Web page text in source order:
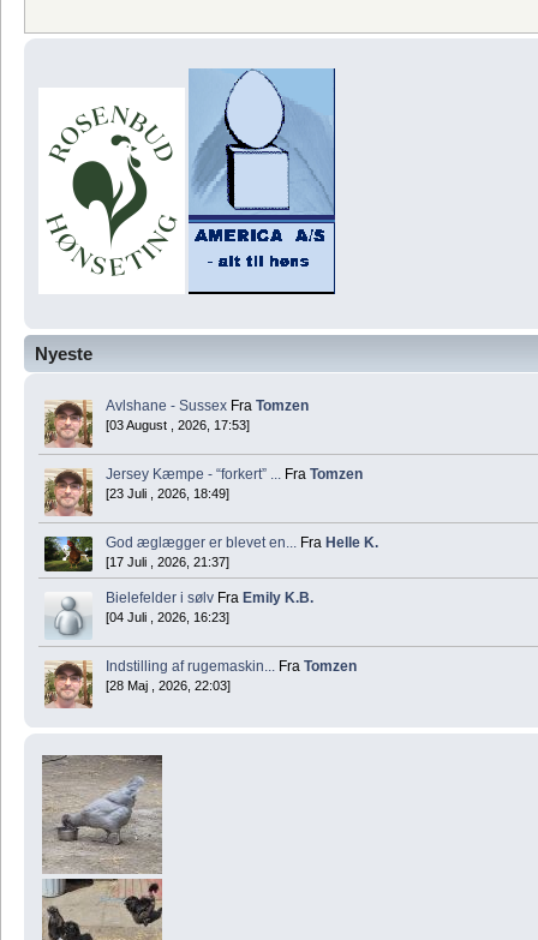
Nyeste
Avlshane - Sussex Fra Tomzen
[03 August , 2026, 17:53]
Jersey Kæmpe - “forkert” ... Fra Tomzen
[23 Juli , 2026, 18:49]
God æglægger er blevet en... Fra Helle K.
[17 Juli , 2026, 21:37]
Bielefelder i sølv Fra Emily K.B.
[04 Juli , 2026, 16:23]
Indstilling af rugemaskin... Fra Tomzen
[28 Maj , 2026, 22:03]